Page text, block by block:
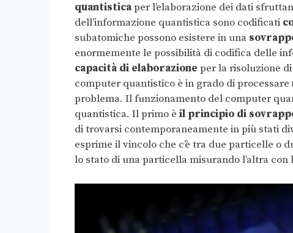
quantisticaper l’elaborazione dei dati
dell’informazione quantistica sono codificati
subatomiche possono esistere in una
enormemente le possibilità di codifica delle
capacità di elaborazione per la risoluzione
computer quantistico è in grado di processare
problema. Il funzionamento del computer
quantistica. Il primo è il principio di
di trovarsi contemporaneamente in più stati
esprime il vincolo che c’è tra due particelle o
lo stato di una particella misurando l’altra con